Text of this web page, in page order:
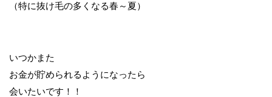
（特に抜け毛の多くなる春～夏）
いつかまた
お金が貯められるようになったら
会いたいです！！